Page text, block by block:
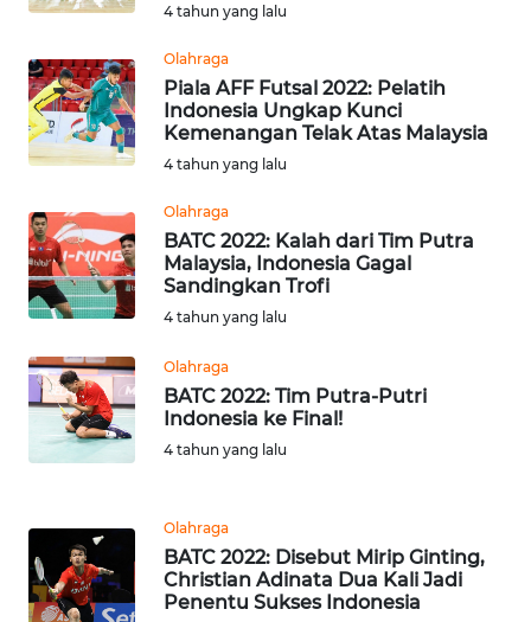
4 tahun yang lalu
Olahraga
Piala AFF Futsal 2022: Pelatih
Indonesia Ungkap Kunci
Kemenangan Telak Atas Malaysia
4 tahun yang lalu
Olahraga
BATC 2022: Kalah dari Tim Putra
Malaysia, Indonesia Gagal
Sandingkan Trofi
4 tahun yang lalu
Olahraga
BATC 2022: Tim Putra-Putri
Indonesia ke Final!
4 tahun yang lalu
Olahraga
BATC 2022: Disebut Mirip Ginting,
Christian Adinata Dua Kali Jadi
Penentu Sukses Indonesia
DISCLAIMER
Wahana
WN
SUMUT
JAKARTA
WN
JABAR
BANTEN
WN